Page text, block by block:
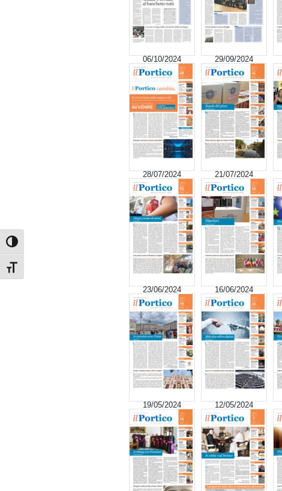
Attiva/disattiva alto contrasto
Attiva/disattiva dimensione testo
06/10/2024 29/09/2024
28/07/2024 21/07/2024
23/06/2024 16/06/2024
19/05/2024 12/05/2024